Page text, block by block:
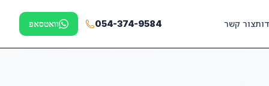
צור קשר 054-374-9584 וואטסאפ